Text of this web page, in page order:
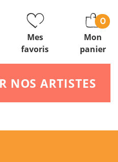
Mes
favoris
Mon
panier
0
NOS ARTISTES